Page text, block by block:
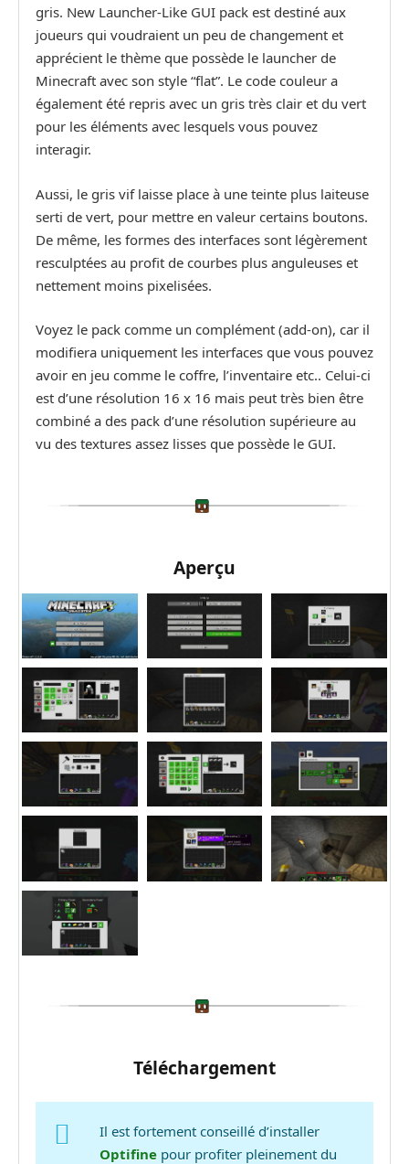
gris. New Launcher-Like GUI pack est destiné aux
joueurs qui voudraient un peu de changement et
apprécient le thème que possède le launcher de
Minecraft avec son style “flat”. Le code couleur a
également été repris avec un gris très clair et du vert
pour les éléments avec lesquels vous pouvez
interagir.
Aussi, le gris vif laisse place à une teinte plus laiteuse
serti de vert, pour mettre en valeur certains boutons.
De même, les formes des interfaces sont légèrement
resculptées au profit de courbes plus anguleuses et
nettement moins pixelisées.
Voyez le pack comme un complément (add-on), car il
modifiera uniquement les interfaces que vous pouvez
avoir en jeu comme le coffre, l’inventaire etc.. Celui-ci
est d’une résolution 16 x 16 mais peut très bien être
combiné a des pack d’une résolution supérieure au
vu des textures assez lisses que possède le GUI.
Aperçu
Téléchargement
Il est fortement conseillé d’installer
Optifine pour profiter pleinement du